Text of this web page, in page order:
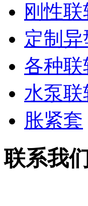
刚性
定制
各种
水泵联
胀紧套
联系我们